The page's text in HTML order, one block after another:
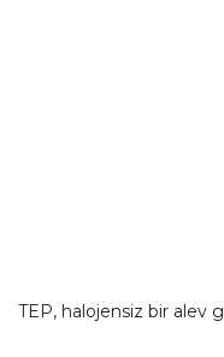
TEP, halojensiz bir alev